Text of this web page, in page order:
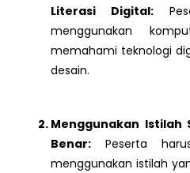
Literasi Digital:
menggunakan
memahami teknologi
desain.
Menggunakan Istilah
Benar: Peserta
menggunakan istilah